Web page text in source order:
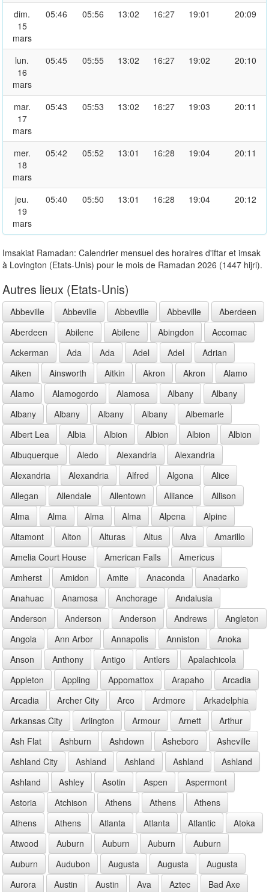
dim.
15
mars
05:46 05:56 13:02 16:27 19:01 20:09
lun.
16
mars
05:45 05:55 13:02 16:27 19:02 20:10
mar.
17
mars
05:43 05:53 13:02 16:27 19:03 20:11
mer.
18
mars
05:42 05:52 13:01 16:28 19:04 20:11
jeu.
19
mars
05:40 05:50 13:01 16:28 19:04 20:12
Imsakiat Ramadan: Calendrier mensuel des horaires d'iftar et imsak
à Lovington (Etats-Unis) pour le mois de Ramadan 2026 (1447 hijri).
Autres lieux (Etats-Unis)
Abbeville Abbeville Abbeville Abbeville
Aberdeen
Aberdeen
Abilene Abilene Abingdon
Accomac
Ackerman
Ada Ada Adel Adel
Adrian
Aiken
Ainsworth Aitkin Akron Akron
Alamo
Alamo
Alamogordo Alamosa Albany
Albany
Albany
Albany Albany Albany
Albemarle
Albert Lea
Albia Albion Albion Albion
Albion
Albuquerque
Aledo Alexandria
Alexandria
Alexandria
Alexandria Alfred Algona
Alice
Allegan
Allendale Allentown Alliance
Allison
Alma
Alma Alma Alma Alpena
Alpine
Altamont
Alton Alturas Altus Alva
Amarillo
Amelia Court House
American Falls
Americus
Amherst
Amidon Amite Anaconda
Anadarko
Anahuac
Anamosa Anchorage
Andalusia
Anderson
Anderson Anderson Andrews
Angleton
Angola
Ann Arbor Annapolis Anniston
Anoka
Anson
Anthony Antigo Antlers
Apalachicola
Appleton
Appling Appomattox Arapaho
Arcadia
Arcadia
Archer City Arco Ardmore
Arkadelphia
Arkansas City
Arlington Armour Arnett
Arthur
Ash Flat
Ashburn Ashdown Asheboro
Asheville
Ashland City
Ashland Ashland Ashland
Ashland
Ashland
Ashley Asotin Aspen
Aspermont
Astoria
Atchison Athens Athens
Athens
Athens
Athens Atlanta Atlanta Atlantic
Atoka
Atwood
Auburn Auburn Auburn
Auburn
Auburn
Audubon Augusta Augusta
Augusta
Aurora
Austin Austin Ava Aztec
Bad Axe